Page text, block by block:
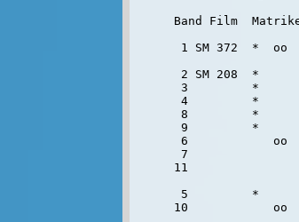
Band Film
1 SM 372  *
2 SM 208  *
3         *
4         *
8         *
9         *
6            oo
7                +
11
5         *